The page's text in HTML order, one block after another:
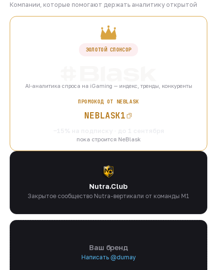
Компании, которые помогают держать аналитику открытой
ЗОЛОТОЙ СПОНСОР
AI-аналитика спроса на iGaming — индекс, тренды, конкуренты
ПРОМОКОД ОТ NEBLASK
NEBLASK1
пока строится NeBlask
Nutra.Club
Закрытое сообщество Nutra-вертикали от команды M1
Ваш бренд
Написать @dumay